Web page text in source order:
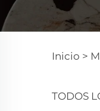
Inicio >
TODOS